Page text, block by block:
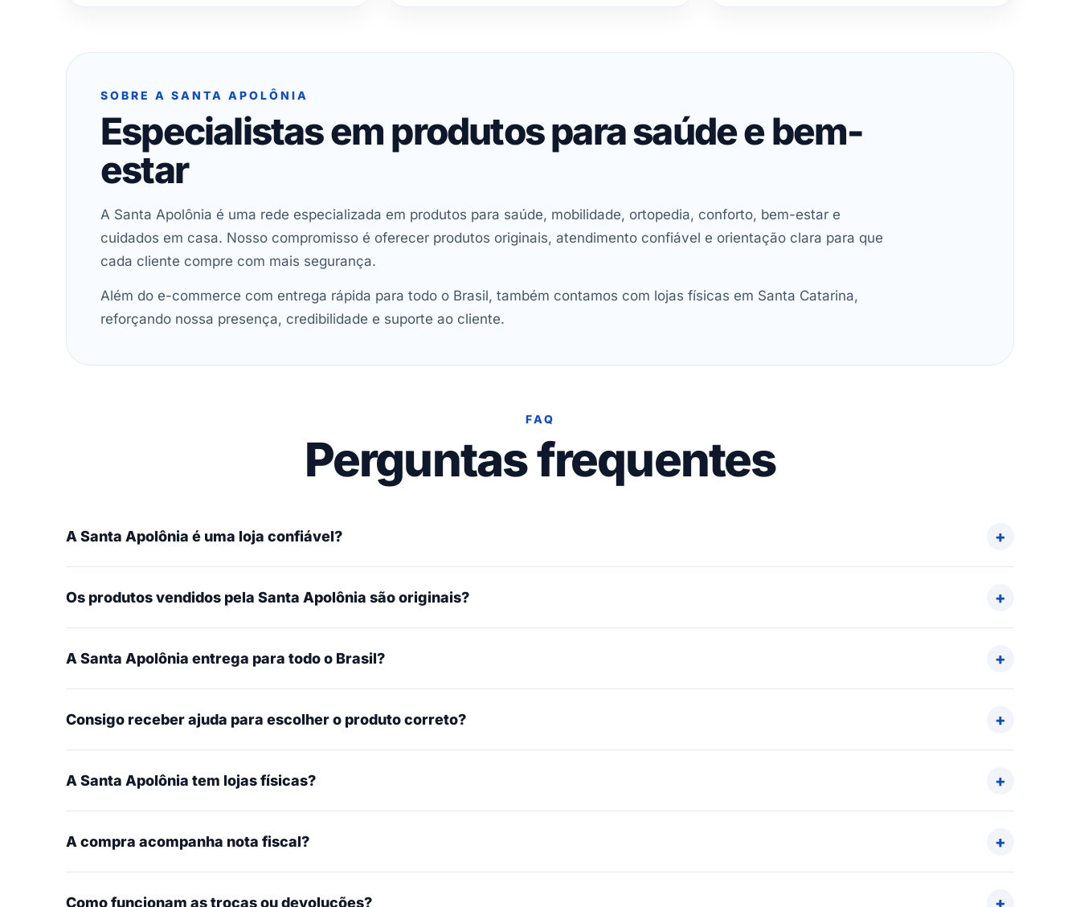
SOBRE A SANTA APOLÔNIA
Especialistas em produtos para saúde e bem-
estar
A Santa Apolônia é uma rede especializada em produtos para saúde, mobilidade, ortopedia, conforto, bem-estar e
cuidados em casa. Nosso compromisso é oferecer produtos originais, atendimento confiável e orientação clara para que
cada cliente compre com mais segurança.
Além do e-commerce com entrega rápida para todo o Brasil, também contamos com lojas físicas em Santa Catarina,
reforçando nossa presença, credibilidade e suporte ao cliente.
FAQ
Perguntas frequentes
A Santa Apolônia é uma loja confiável?
Os produtos vendidos pela Santa Apolônia são originais?
A Santa Apolônia entrega para todo o Brasil?
Consigo receber ajuda para escolher o produto correto?
A Santa Apolônia tem lojas físicas?
A compra acompanha nota fiscal?
Como funcionam as trocas ou devoluções?